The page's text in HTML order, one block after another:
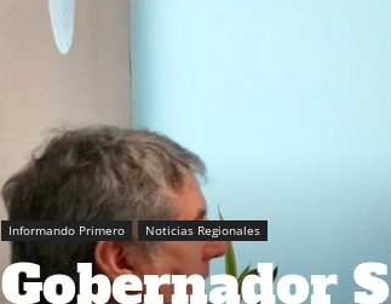
Informando Primero Noticias Regionales
Gobernador